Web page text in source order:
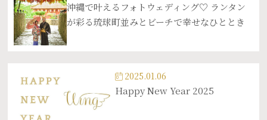
沖縄で叶えるフォトウェディング♡ ランタン
が彩る琉球町並みとビーチで幸せなひととき
2025.01.06
Happy New Year 2025